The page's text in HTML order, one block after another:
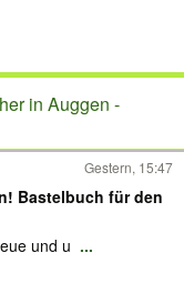
in Auggen -
Gestern, 15:47
Bastelbuch für den
und u ...